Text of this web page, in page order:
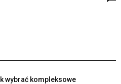
wybrać kompleksowe